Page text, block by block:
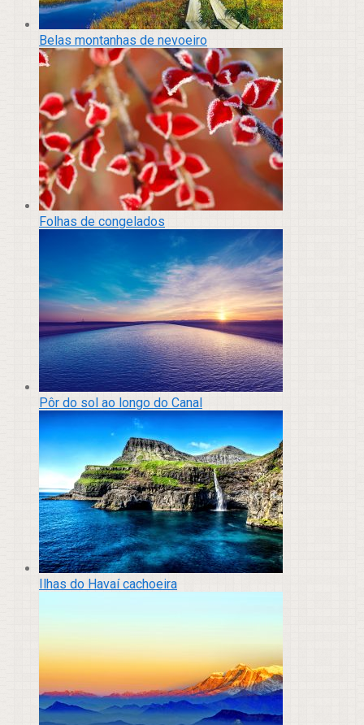
Belas montanhas de nevoeiro
Folhas de congelados
Pôr do sol ao longo do Canal
Ilhas do Havaí cachoeira